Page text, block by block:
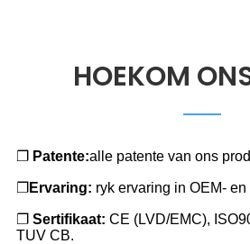
HOEKOM
❐ Patente:alle patente van ons
❐ Ervaring: ryk ervaring in OEM-
❐ Sertifikaat: CE (LVD/EMC),
TUV CB.